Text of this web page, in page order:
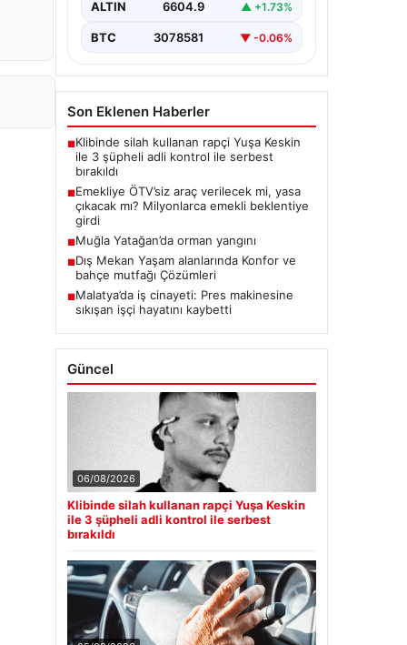
ALTIN 6604.9 ▲ +1.73%
BTC 3078581 ▼ -0.06%
Son Eklenen Haberler
■Klibinde silah kullanan rapçi Yuşa Keskin
ile 3 şüpheli adli kontrol ile serbest
bırakıldı
■Emekliye ÖTV’siz araç verilecek mi, yasa
çıkacak mı? Milyonlarca emekli beklentiye
girdi
■Muğla Yatağan’da orman yangını
■Dış Mekan Yaşam alanlarında Konfor ve
bahçe mutfağı Çözümleri
■Malatya’da iş cinayeti: Pres makinesine
sıkışan işçi hayatını kaybetti
Güncel
06/08/2026
Klibinde silah kullanan rapçi Yuşa Keskin
ile 3 şüpheli adli kontrol ile serbest
bırakıldı